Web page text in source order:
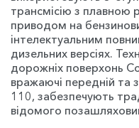
трансмісію з
приводом на
інтелектуальним
дизельних версіях.
дорожніх поверхонь
вражаючі передній та
110, забезпечують
відомого